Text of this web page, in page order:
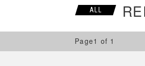
ALL
Page1 of 1